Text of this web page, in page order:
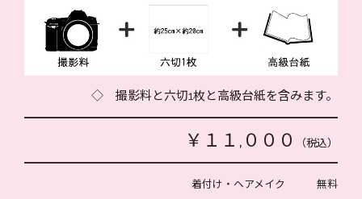
◇ 撮影料と六切1枚と高級台紙を含みます。
￥１１,０００ （税込）
着付け・ヘアメイク 無料